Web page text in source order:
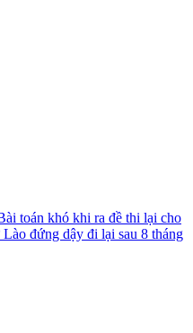
toán khó khi ra đề thi lại cho
đứng dậy đi lại sau 8 tháng